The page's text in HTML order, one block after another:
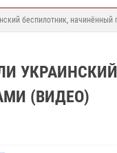
беспилотник,
(ВИДЕО)